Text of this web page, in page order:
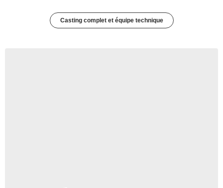
Casting complet et équipe technique